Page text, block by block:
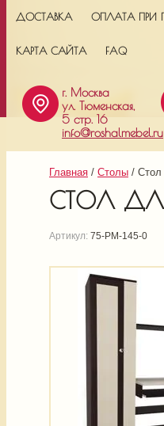
ДОСТАВКА ОПЛАТА ПРИ
КАРТА САЙТА FAQ
г. Москва
ул. Тюменская,
5 стр. 16
info@roshalmebel.ru
Главная / Столы /
СТОЛ
Артикул: 75-РМ-145-0